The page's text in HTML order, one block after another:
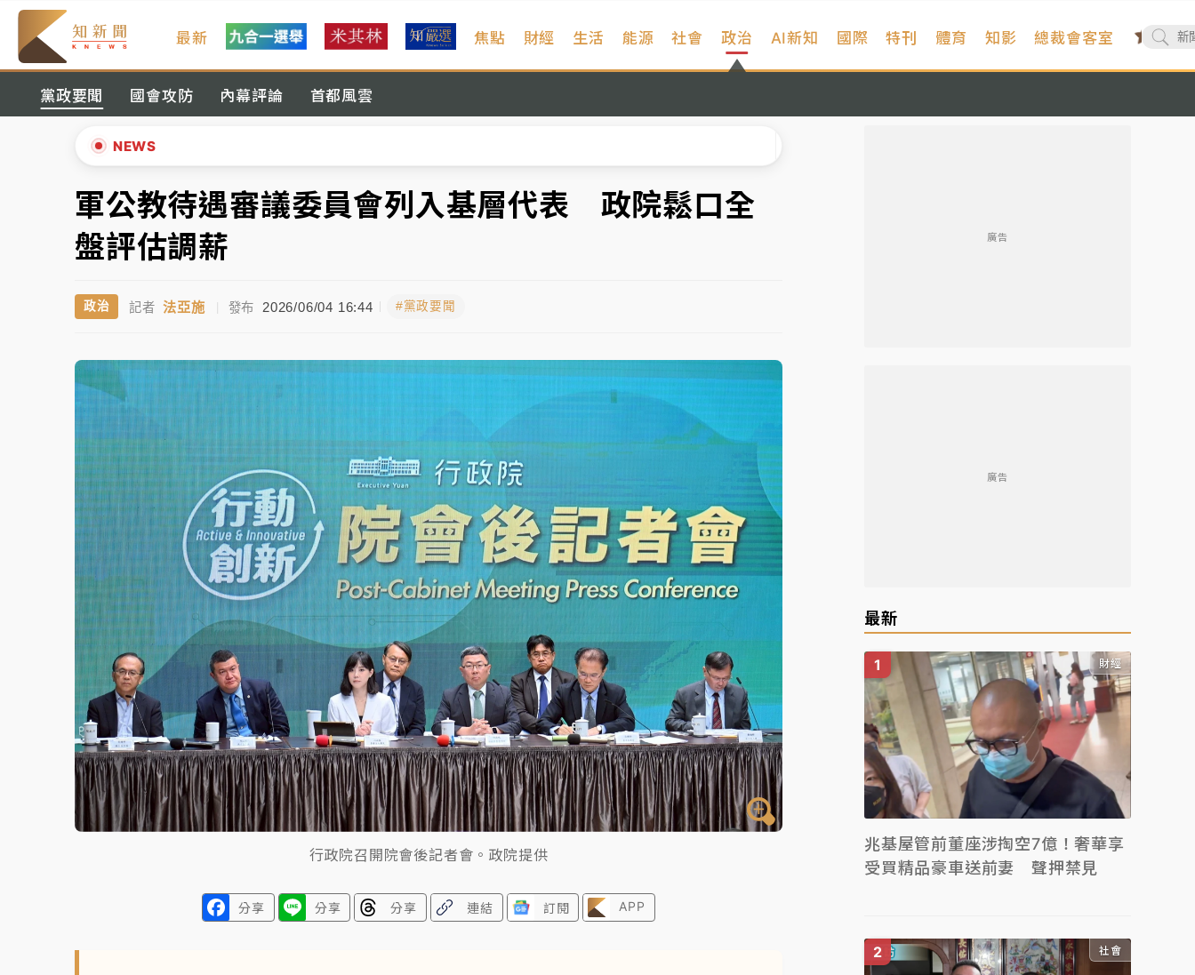
最新 焦點 財經 生活 能源 社會 政治
黨政要聞 國會攻防 內幕評論 首都風雲
AI新知 國際 特刊 體育 知影 總裁會客室
NEWS
暑假過三周才推「E宿新北打卡趣」！抽獎程序複雜 觀旅局回應了
中信慈善基金會想增加董事人數！辜仲諒向法院聲請遭駁 理由曝光
故宮《龍藏經》特展第2檔！今線上預約開賣一度塞車 周六起展出延長至晚上7時
台東農業處長涉圖利渡假村！東檢抗告成功 今重開羈押庭
女律師陳昱瑄詐慈濟10億！黃金158kg遭查扣畫面曝光
中信慈善基金會想增加董事人數！辜仲諒向法院聲請遭駁 理由曝光
故宮《龍藏經》特展第2檔！今線上預約開賣一度塞車 周六起展出延長至晚上7時
台東農業處長涉圖利渡假村！東檢抗告成功 今重開羈押庭
父親節泡湯了！中颱白海豚雨彈轟3天 「紅到發紫」降雨熱區曝
▲
▼
軍公教待遇審議委員會列入基層代表 政院鬆口全
盤評估調薪
政治 記者 法亞施 | 發布 2026/06/04 16:44 #黨政要聞
行政院召開院會後記者會。政院提供
分享 分享 分享 連結 訂閱 APP
廣告
廣告
最新
財經
兆基屋管前董座涉掏空7億！奢華享
受買精品豪車送前妻 聲押禁見
社會